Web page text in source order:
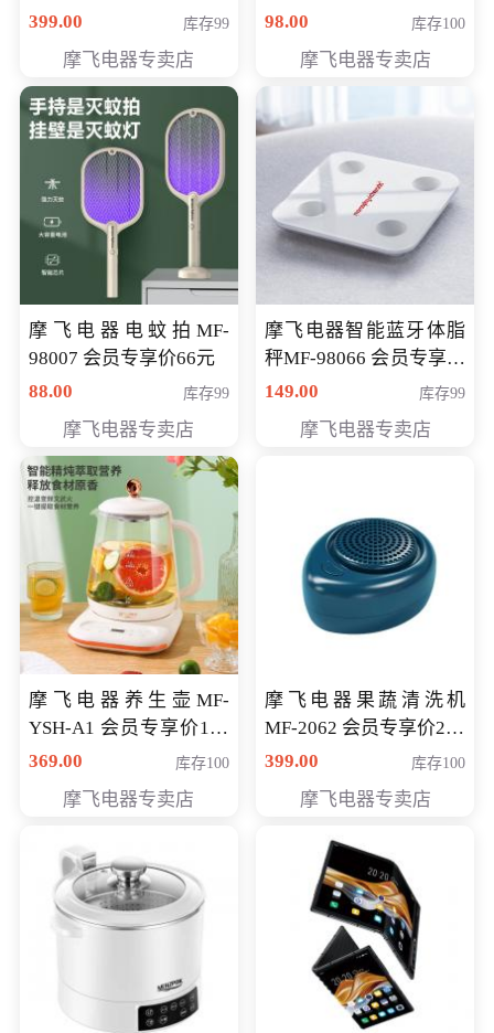
元
399.00 库存99
摩飞电器专卖店
98.00
库存100
摩飞电器专卖店
摩飞电器电蚊拍MF-
98007 会员专享价66元
88.00
库存99
摩飞电器专卖店
摩飞电器智能蓝牙体脂
秤MF-98066 会员专享价
98元
149.00 库存99
摩飞电器专卖店
摩飞电器养生壶MF-
YSH-A1 会员专享价198
元
369.00 库存100
摩飞电器专卖店
摩飞电器果蔬清洗机
MF-2062 会员专享价268
元
399.00 库存100
摩飞电器专卖店